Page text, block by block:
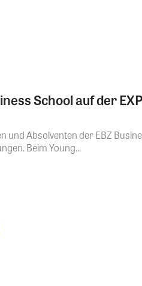
School auf der
Absolventen der EBZ
Beim Young...